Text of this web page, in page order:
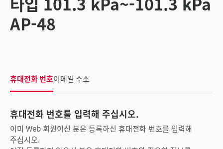
AP-48
휴대전화 번호이메일 주소
휴대전화 번호를 입력해 주십시오.
이미 Web 회원이신 분은 등록하신 휴대전화 번호를 입력해
주십시오.